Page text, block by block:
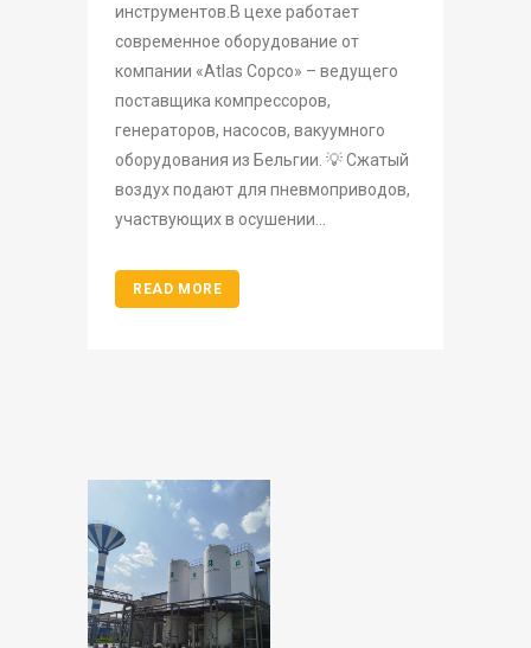
инструментов.В цехе работает
современное оборудование от
компании «Atlas Copco» – ведущего
поставщика компрессоров,
генераторов, насосов, вакуумного
оборудования из Бельгии. 💡 Сжатый
воздух подают для пневмоприводов,
участвующих в осушении...
READ MORE